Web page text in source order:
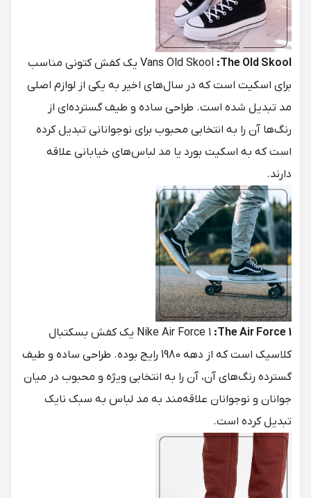
Vans Old Skool :The Old Skool
یک کفش کتونی مناسب
برای اسکیت است که در سال‌های اخیر به یکی از لوازم اصلی
مد تبدیل شده است. طراحی ساده و طیف گسترده‌ای از
رنگ‌ها آن را به انتخابی محبوب برای نوجوانانی تبدیل کرده
است که به اسکیت بورد یا مد لباس‌های خیابانی علاقه
دارند.
Nike Air Force 1 :The Air Force 1
یک کفش بسکتبال
کلاسیک است که از دهه 1980 رایج بوده. طراحی ساده و طیف
گسترده رنگ‌های آن، آن را به انتخابی ویژه و محبوب در میان
جوانان و نوجوانان علاقه‌مند به مد لباس به سبک نایک
تبدیل کرده است.